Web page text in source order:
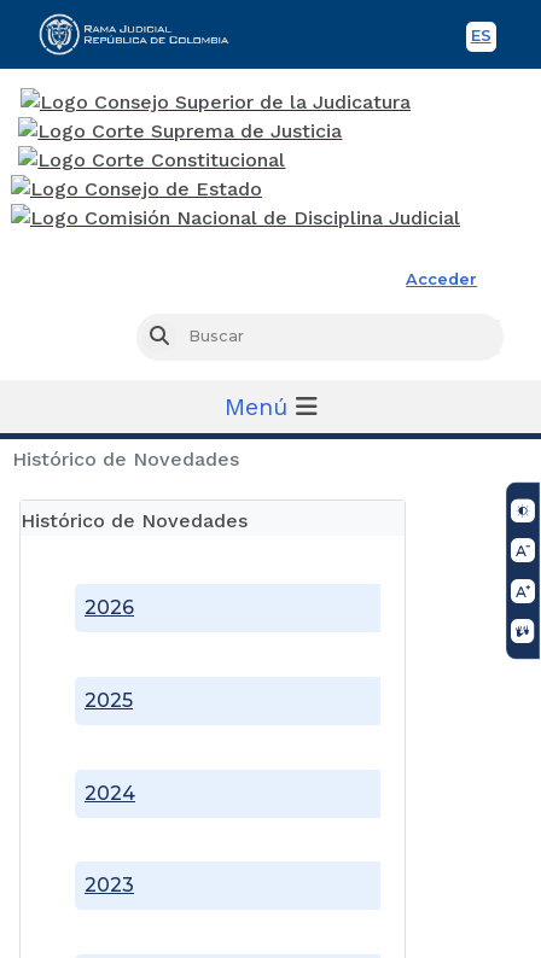
ES
Acceder
Buscar
Menú
Histórico de Novedades
Histórico de Novedades
2023
2024
2025
2026